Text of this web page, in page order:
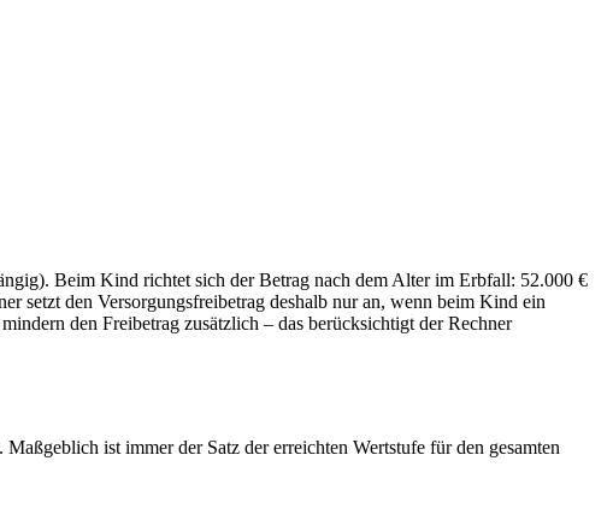
Beim Kind richtet sich der Betrag nach dem Alter im Erbfall: 52.000 €
setzt den Versorgungsfreibetrag deshalb nur an, wenn beim Kind ein
den Freibetrag zusätzlich – das berücksichtigt der Rechner
ist immer der Satz der erreichten Wertstufe für den gesamten